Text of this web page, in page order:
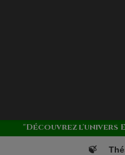
"Découvrez l'univers
🍃